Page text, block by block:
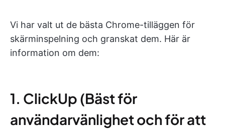
Vi har valt ut de bästa Chrome-tilläggen för
skärminspelning och granskat dem. Här är
information om dem:
1. ClickUp (Bäst för
användarvänlighet och för att